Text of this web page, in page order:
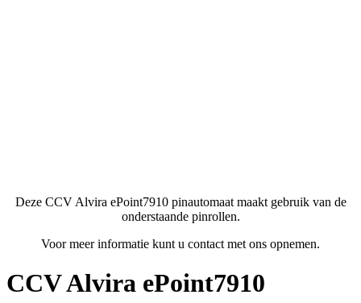
Deze CCV Alvira ePoint7910 pinautomaat maakt gebruik van de
onderstaande pinrollen.
Voor meer informatie kunt u contact met ons opnemen.
CCV Alvira ePoint7910